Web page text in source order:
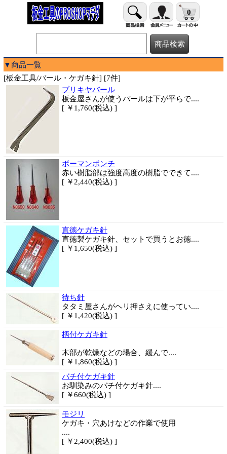
0
▼商品一覧
[板金工具/バール・ケガキ針] [7件]
ブリキヤバール
板金屋さんが使うバールは下が平らで....
[ ￥1,760(税込) ]
ボーマンポンチ
赤い樹脂部は強度高度の樹脂でできて....
[ ￥2,440(税込) ]
直徳ケガキ針
直徳製ケガキ針、セットで買うとお徳....
[ ￥1,650(税込) ]
待ち針
タタミ屋さんがヘリ押さえに使ってい....
[ ￥1,420(税込) ]
柄付ケガキ針
木部が乾燥などの場合、緩んで....
[ ￥1,860(税込) ]
バチ付ケガキ針
お馴染みのバチ付ケガキ針....
[ ￥660(税込) ]
モジリ
ケガキ・穴あけなどの作業で使用
....
[ ￥2,400(税込) ]